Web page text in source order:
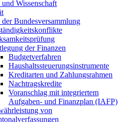
und Wissenschaft
Bundesversammlung
der Finanzen
Budgetverfahren
Haushaltssteuerungsinstrumente
Kreditarten und Zahlungsrahmen
Nachtragskredite
Voranschlag mit integriertem
Aufgaben- und Finanzplan (IAFP)
von